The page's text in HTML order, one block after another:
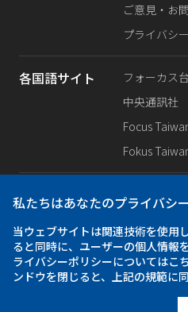
ご意見・お
プライバシ
各国語サイト
フォーカス
中央通訊社
Focus
Fokus
SNS公式
Facebook
Instagram
アプリ
iOS
私たちはあなたのプライバシ
当ウェブサイトは関連技術を使用
ると同時に、ユーザーの個人情報
ライバシーポリシーについてはこ
ンドウを閉じると、上記の規範に